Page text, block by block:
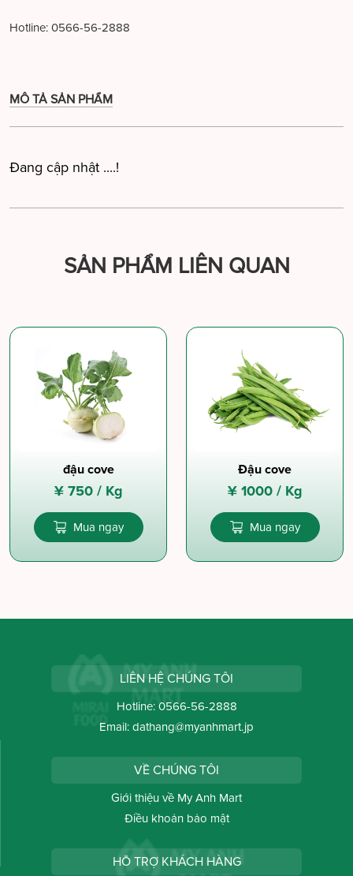
Hotline: 0566-56-2888
MÔ TẢ SẢN PHẨM
Đang cập nhật ....!
SẢN PHẨM LIÊN QUAN
đậu cove
¥ 750 / Kg
Mua ngay
Đậu cove
¥ 1000 / Kg
Mua ngay
LIÊN HỆ CHÚNG TÔI
Hotline: 0566-56-2888
Email: dathang@myanhmart.jp
VỀ CHÚNG TÔI
Giới thiệu về My Anh Mart
Điều khoản bảo mật
HỖ TRỢ KHÁCH HÀNG